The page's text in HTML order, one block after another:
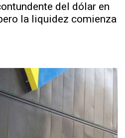
del dólar en
la liquidez comienza